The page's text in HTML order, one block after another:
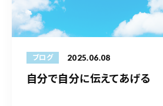
ブログ 2025.06.08
自分で自分に伝えてあげる